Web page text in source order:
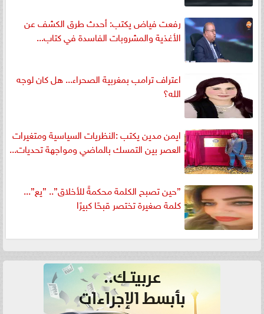
رفعت فياض يكتب: أحدث طرق الكشف عن
الأغذية والمشروبات الفاسدة في كتاب...
اعتراف ترامب بمغربية الصحراء... هل كان لوجه
الله؟
ايمن مدين يكتب :النظريات السياسية ومتغيرات
العصر بين التمسك بالماضي ومواجهة تحديات...
”حين تصبح الكلمة محكمةً للأخلاق”.. ”يع”...
كلمة صغيرة تختصر قبحًا كبيرًا